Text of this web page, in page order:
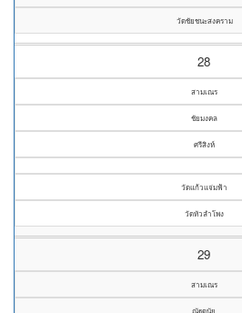
วัดชัยชนะสงคราม
28
สามเณร
ชัยมงคล
ศรีสิงห์
วัดแก้วแจ่มฟ้า
วัดหัวลำโพง
29
สามเณร
ณัฐดนัย